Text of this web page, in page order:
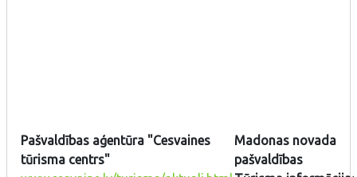
Pašvaldības aģentūra "Cesvaines
tūrisma centrs"
Madonas novada
pašvaldības